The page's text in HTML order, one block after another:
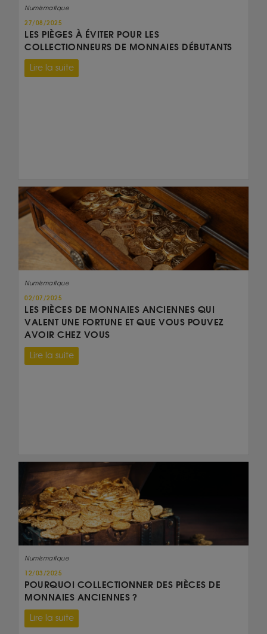
Numismatique
27/08/2025
LES PIÈGES À ÉVITER POUR LES
COLLECTIONNEURS DE MONNAIES DÉBUTANTS
Lire la suite
Numismatique
02/07/2025
LES PIÈCES DE MONNAIES ANCIENNES QUI
VALENT UNE FORTUNE ET QUE VOUS POUVEZ
AVOIR CHEZ VOUS
Lire la suite
Numismatique
12/03/2025
POURQUOI COLLECTIONNER DES PIÈCES DE
MONNAIES ANCIENNES ?
Lire la suite